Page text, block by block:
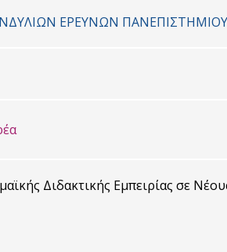
ΕΡΕΥΝΩΝ
Διδακτικής Εμπειρίας σε